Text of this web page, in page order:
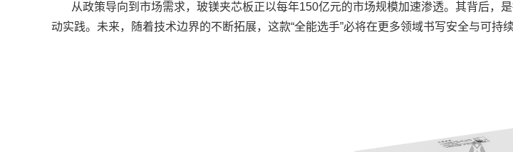
从政策导向到市场需求，玻镁夹芯板正以每年150亿元的市场规模加速渗透。其背后，
动实践。未来，随着技术边界的不断拓展，这款“全能选手”必将在更多领域书写安全与可持